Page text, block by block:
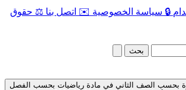
🔒 سياسة الخصوصية ✉️ اتصل بنا ⚖️ حقوق
بحث
بحسب الصف الثاني في مادة رياضيات بحسب الفصل